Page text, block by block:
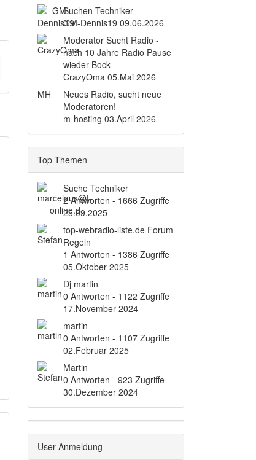
Suchen Techniker
GM-Dennis1909.06.2026
Moderator Sucht Radio -
nach 10 Jahre Radio Pause
wieder Bock
CrazyOma05.Mai 2026
MH
Neues Radio, sucht neue
Moderatoren!
m-hosting03.April 2026
Top Themen
Suche Techniker
2 Antworten - 1666 Zugriffe
25.09.2025
top-webradio-liste.de Forum
Regeln
1 Antworten - 1386 Zugriffe
05.Oktober 2025
Dj martin
0 Antworten - 1122 Zugriffe
17.November 2024
martin
0 Antworten - 1107 Zugriffe
02.Februar 2025
Martin
0 Antworten - 923 Zugriffe
30.Dezember 2024
User Anmeldung